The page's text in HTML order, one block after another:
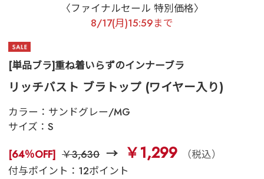
〈ファイナルセール 特別価格〉
8/17(月)15:59まで
[単品ブラ]重ね着いらずのインナーブラ
リッチバスト ブラトップ (ワイヤー入り)
カラー： サンドグレー/MG
サイズ： S
[64％OFF] ￥3,630 ￥1,299
（税込）
付与ポイント：12ポイント